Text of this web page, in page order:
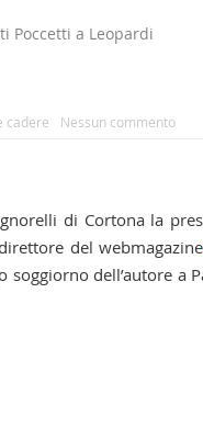
cadere Nessun commento
di Cortona la
del webmagazine
soggiorno dell’autore a